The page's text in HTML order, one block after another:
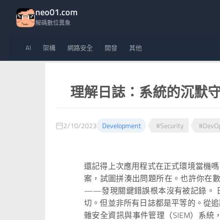
neo01.com
解碼數位異象
AI 架構 網路安全 開發 其他
理解日誌：系統的沉默
2/10/2023 Development #Security
還記得上次應用程式在正式環境當機
案，試圖拼湊出問題所在。也許你在
——發現關鍵錯誤根本沒有被記錄。
切。但並非所有日誌都是平等的。從
雜安全資訊與事件管理（SIEM）系